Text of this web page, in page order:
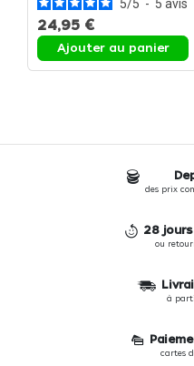
5/5 - 5 avis
24,95 €
Ajouter au panier
des prix
28
ou
à
cartes